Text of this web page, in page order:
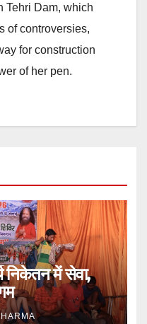
Tehri Dam, which
of controversies,
for construction
of her pen.
निकेतन में सेवा,